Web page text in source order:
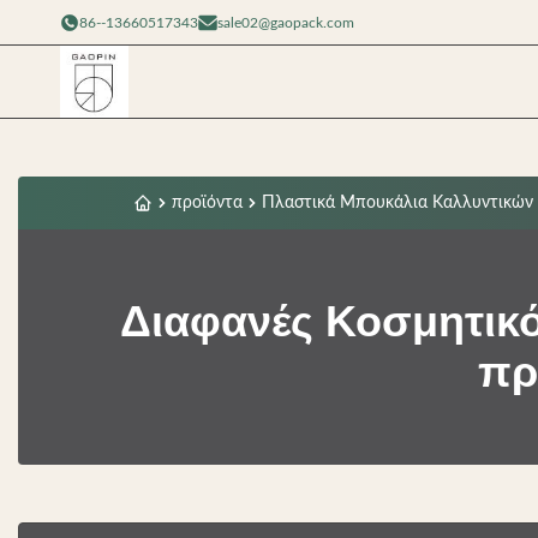
86--13660517343 sale02@gaopack.com
προϊόντα Πλαστικά Μπουκάλια
Διαφανές